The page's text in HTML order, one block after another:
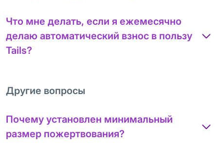
Что мне делать, если я ежемесячно
делаю автоматический взнос в пользу
Tails?
Другие вопросы
Почему установлен минимальный
размер пожертвования?